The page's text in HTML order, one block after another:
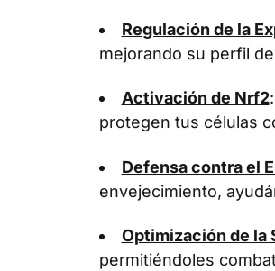
Regulación de la
mejorando su perfil
Activación de Nrf2
protegen tus células
Defensa contra el
envejecimiento,
Optimización de la
permitiéndoles